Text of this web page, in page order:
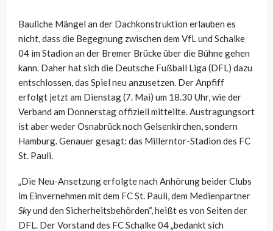
Bauliche Mängel an der Dachkonstruktion erlauben es
nicht, dass die Begegnung zwischen dem VfL und Schalke
04 im Stadion an der Bremer Brücke über die Bühne gehen
kann. Daher hat sich die Deutsche Fußball Liga (DFL) dazu
entschlossen, das Spiel neu anzusetzen. Der Anpfiff
erfolgt jetzt am Dienstag (7. Mai) um 18.30 Uhr, wie der
Verband am Donnerstag offiziell mitteilte. Austragungsort
ist aber weder Osnabrück noch Gelsenkirchen, sondern
Hamburg. Genauer gesagt: das Millerntor-Stadion des FC
St. Pauli.
„Die Neu-Ansetzung erfolgte nach Anhörung beider Clubs
im Einvernehmen mit dem FC St. Pauli, dem Medienpartner
Skyund den Sicherheitsbehörden“, heißt es von Seiten der
DFL. Der Vorstand des FC Schalke 04 „bedankt sich